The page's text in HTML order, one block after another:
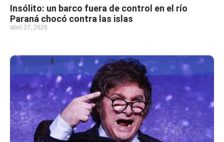
Insólito: un barco fuera de control en el río
Paraná chocó contra las islas
abril 27, 2026